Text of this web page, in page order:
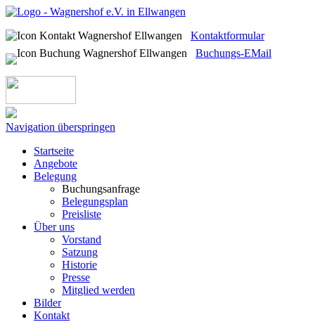
Kontaktformular
Buchungs-EMail
Navigation überspringen
Startseite
Angebote
Belegung
Buchungsanfrage
Belegungsplan
Preisliste
Über uns
Vorstand
Satzung
Historie
Presse
Mitglied werden
Bilder
Kontakt